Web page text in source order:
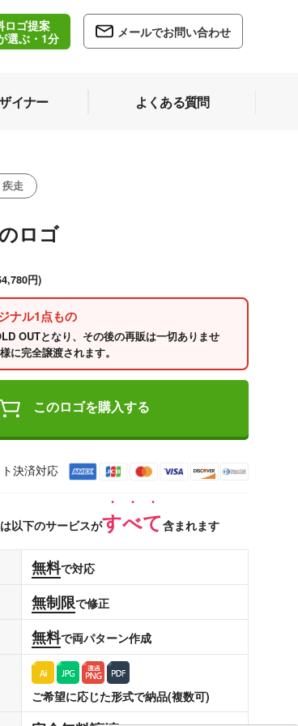
ロゴ提案
選ぶ・1分
メールでお問い合わせ
イナー よくある質問
疾走
ロゴ
円)
ナル1点もの
OUTとなり、その後の再販は一切ありませ
に完全譲渡されます。
このロゴを購入する
決済対応
以下のサービスがすべて含まれます
無料で対応
無制限で修正
無料で両パターン作成
ご希望に応じた形式で納品(複数可)